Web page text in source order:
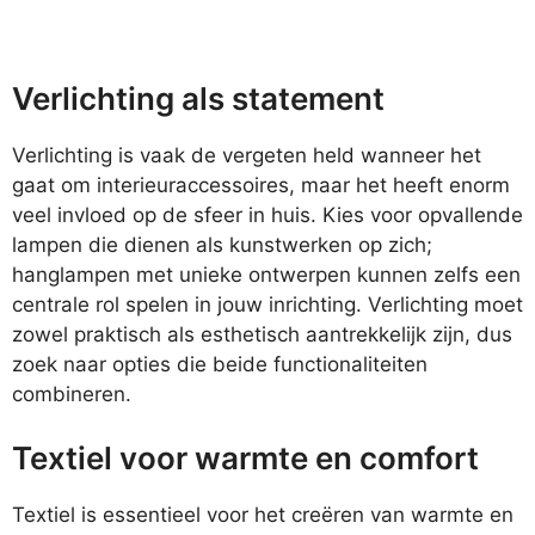
Verlichting als statement
Verlichting is vaak de vergeten held wanneer het
gaat om interieuraccessoires, maar het heeft enorm
veel invloed op de sfeer in huis. Kies voor opvallende
lampen die dienen als kunstwerken op zich;
hanglampen met unieke ontwerpen kunnen zelfs een
centrale rol spelen in jouw inrichting. Verlichting moet
zowel praktisch als esthetisch aantrekkelijk zijn, dus
zoek naar opties die beide functionaliteiten
combineren.
Textiel voor warmte en comfort
Textiel is essentieel voor het creëren van warmte en